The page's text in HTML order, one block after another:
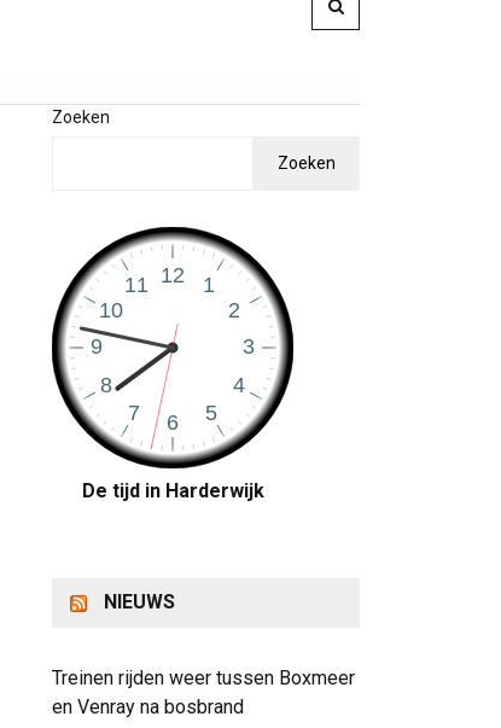
Zoeken
Zoeken
De tijd in Harderwijk
NIEUWS
Treinen rijden weer tussen Boxmeer
en Venray na bosbrand